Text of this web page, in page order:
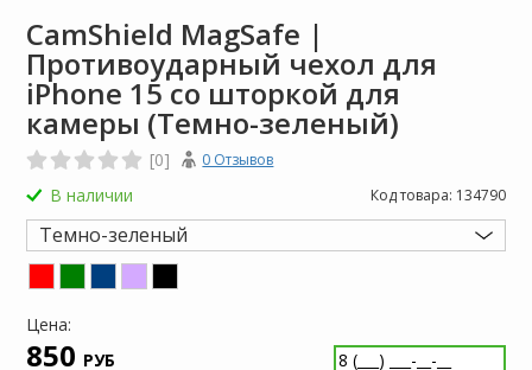
CamShield MagSafe |
Противоударный чехол для
iPhone 15 со шторкой для
камеры (Темно-зеленый)
[0] 0 Отзывов
В наличии Код товара: 134790
Темно-зеленый
Цена:
850 РУБ